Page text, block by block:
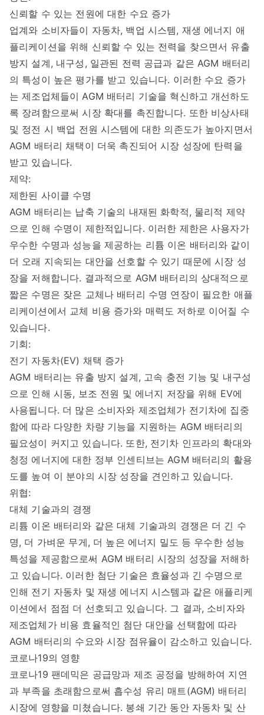
신뢰할 수 있는 전원에 대한 수요 증가
업계와 소비자들이 자동차, 백업 시스템, 재생 에너지 애
플리케이션을 위해 신뢰할 수 있는 전력을 찾으면서 유출
방지 설계, 내구성, 일관된 전력 공급과 같은 AGM 배터리
의 특성이 높은 평가를 받고 있습니다. 이러한 수요 증가
는 제조업체들이 AGM 배터리 기술을 혁신하고 개선하도
록 장려함으로써 시장 확대를 촉진합니다. 또한 비상사태
및 정전 시 백업 전원 시스템에 대한 의존도가 높아지면서
AGM 배터리 채택이 더욱 촉진되어 시장 성장에 탄력을
받고 있습니다.
제약:
제한된 사이클 수명
AGM 배터리는 납축 기술의 내재된 화학적, 물리적 제약
으로 인해 수명이 제한적입니다. 이러한 제한은 사용자가
우수한 수명과 성능을 제공하는 리튬 이온 배터리와 같이
더 오래 지속되는 대안을 선호할 수 있기 때문에 시장 성
장을 저해합니다. 결과적으로 AGM 배터리의 상대적으로
짧은 수명은 잦은 교체나 배터리 수명 연장이 필요한 애플
리케이션에서 교체 비용 증가와 매력도 저하로 이어질 수
있습니다.
기회:
전기 자동차(EV) 채택 증가
AGM 배터리는 유출 방지 설계, 고속 충전 기능 및 내구성
으로 인해 시동, 보조 전원 및 에너지 저장을 위해 EV에
사용됩니다. 더 많은 소비자와 제조업체가 전기차에 집중
함에 따라 다양한 차량 기능을 지원하는 AGM 배터리의
필요성이 커지고 있습니다. 또한, 전기차 인프라의 확대와
청정 에너지에 대한 정부 인센티브는 AGM 배터리의 활용
도를 높여 이 분야의 시장 성장을 견인하고 있습니다.
위협:
대체 기술과의 경쟁
리튬 이온 배터리와 같은 대체 기술과의 경쟁은 더 긴 수
명, 더 가벼운 무게, 더 높은 에너지 밀도 등 우수한 성능
특성을 제공함으로써 AGM 배터리 시장의 성장을 저해하
고 있습니다. 이러한 첨단 기술은 효율성과 긴 수명으로
인해 전기 자동차 및 재생 에너지 시스템과 같은 애플리케
이션에서 점점 더 선호되고 있습니다. 그 결과, 소비자와
제조업체가 비용 효율적인 첨단 대안을 선택함에 따라
AGM 배터리의 수요와 시장 점유율이 감소하고 있습니다.
코로나19의 영향
코로나19 팬데믹은 공급망과 제조 공정을 방해하여 지연
과 부족을 초래함으로써 흡수성 유리 매트(AGM) 배터리
시장에 영향을 미쳤습니다. 봉쇄 기간 동안 자동차 및 산